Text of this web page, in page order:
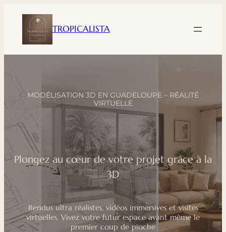
contenu
TROPICALISTA
MODÉLISATION 3D EN GUADELOUPE – RÉALITÉ
VIRTUELLE
Plongez au cœur de votre projet grâce à la
3D
Rendus ultra réalistes, vidéos immersives et visites
virtuelles. Vivez votre futur espace avant même le
premier coup de pioche